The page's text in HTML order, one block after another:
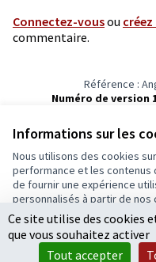
Informations sur les
Nous utilisons des cookies
performance et les contenus
de fournir une expérience
personnalisés à partir de nos
Accepter
Connectez-vousou
commentaire.
Référence :
Numéro de version
Conditions d'utilisation
Paramètres des cookies
Ecrivons Angers sur X
(Lien externe)
Ecrivons Angers sur
(Lien externe)
Ce site utilise des cookies
que vous souhaitez activer
Tout accepter